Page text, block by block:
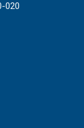
020